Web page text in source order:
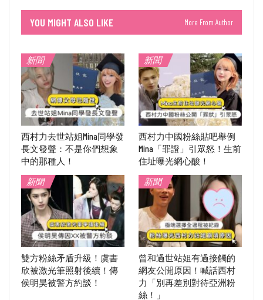
YOU MIGHT ALSO LIKE More From Author
新聞
西村力去世站姐Mina同學發
長文發聲：不是你們想象
中的那種人！
新聞
西村力中國粉絲貼吧舉例
Mina「罪證」引眾怒！生前
住址曝光網心酸！
新聞
雙方粉絲矛盾升級！虞書
欣被激光筆照射後續！傳
侯明昊被警方約談！
新聞
曾和過世站姐有過接觸的
網友公開原因！喊話西村
力「別再差別對待亞洲粉
絲！」